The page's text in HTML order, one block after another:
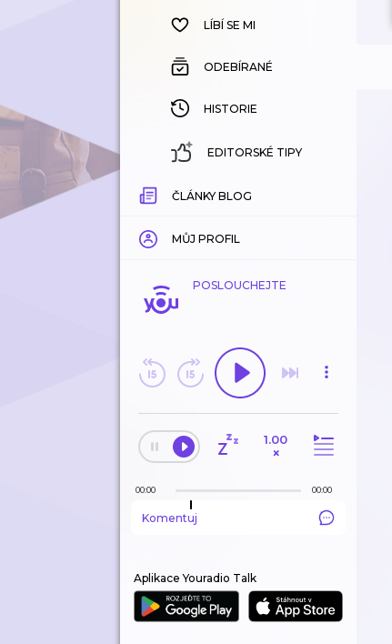
HISTORIE
LÍBÍ SE MI
ODEBÍRANÉ
HISTORIE
EDITORSKÉ TIPY
ČLÁNKY BLOG
MŮJ PROFIL
POSLOUCHEJTE
1.00
×
00:00 00:00
Komentuj
Aplikace Youradio Talk